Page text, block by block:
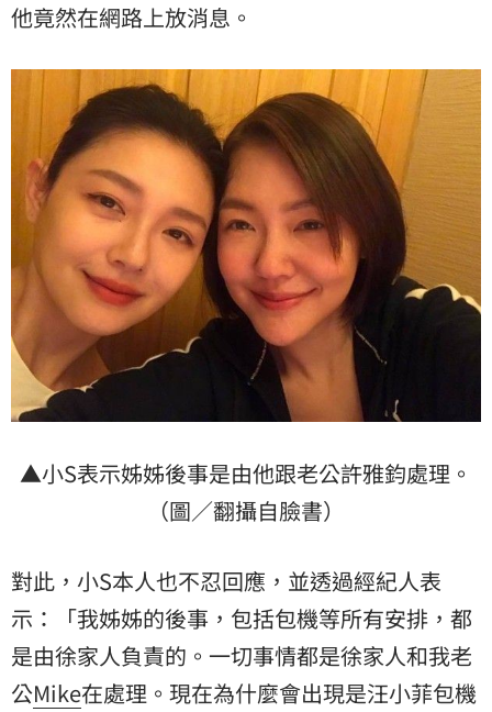
他竟然在網路上放消息。
▲小S表示姊姊後事是由他跟老公許雅鈞處理。
（圖／翻攝自臉書）
對此，小S本人也不忍回應，並透過經紀人表
示：「我姊姊的後事，包括包機等所有安排，都
是由徐家人負責的。一切事情都是徐家人和我老
公Mike在處理。現在為什麼會出現是汪小菲包機